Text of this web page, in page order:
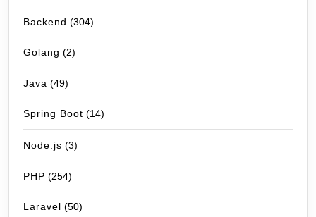
Backend (304)
Golang (2)
Java (49)
Spring Boot (14)
Node.js (3)
PHP (254)
Laravel (50)